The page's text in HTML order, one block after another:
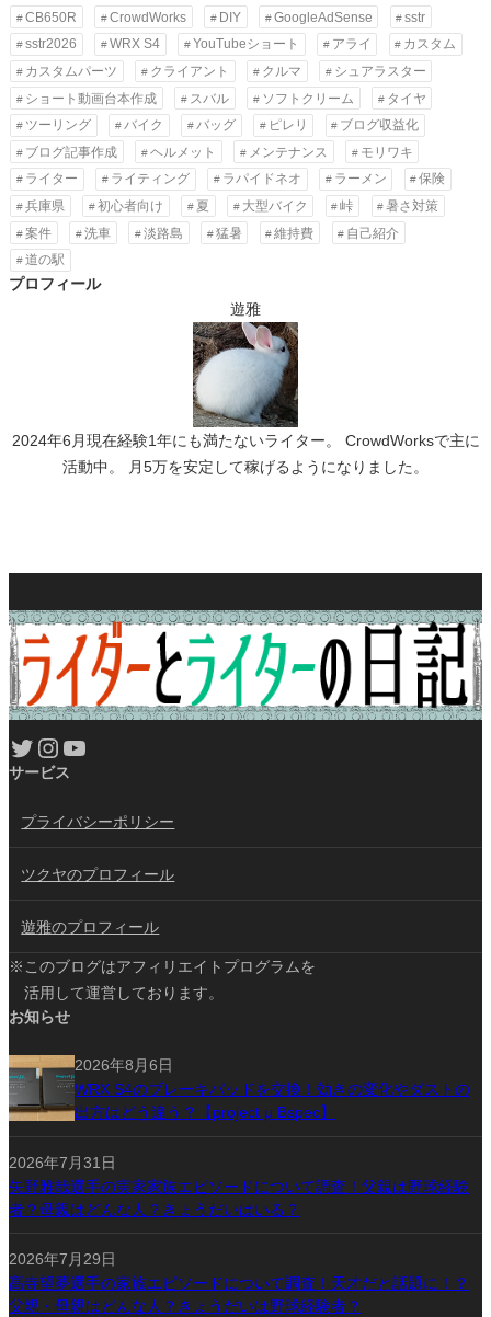
CB650R CrowdWorks DIY GoogleAdSense
sstr
sstr2026
WRX S4 YouTubeショート アライ
カスタム
カスタムパーツ
クライアント クルマ
シュアラスター
ショート動画台本作成
スバル ソフトクリーム
タイヤ
ツーリング
バイク バッグ ピレリ
ブログ収益化
ブログ記事作成
ヘルメット メンテナンス
モリワキ
ライター
ライティング ラパイドネオ ラーメン
保険
兵庫県
初心者向け 夏 大型バイク 峠
暑さ対策
案件
洗車 淡路島 猛暑 維持費
自己紹介
道の駅
プロフィール
遊雅
2024年6月現在経験1年にも満たないライター。 CrowdWorksで主に
活動中。 月5万を安定して稼げるようになりました。
Twitter Instagram YouTube
サービス
プライバシーポリシー
ツクヤのプロフィール
遊雅のプロフィール
※このブログはアフィリエイトプログラムを
活用して運営しております。
お知らせ
2026年8月6日
WRX S4のブレーキパッドを交換！効きの変化やダストの
出方はどう違う？【project μ Bspec】
2026年7月31日
矢野雅哉選手の実家家族エピソードについて調査！父親は野球経験
者？母親はどんな人？きょうだいはいる？
2026年7月29日
髙寺望夢選手の家族エピソードについて調査！天才だと話題に！？
父親・母親はどんな人？きょうだいは野球経験者？